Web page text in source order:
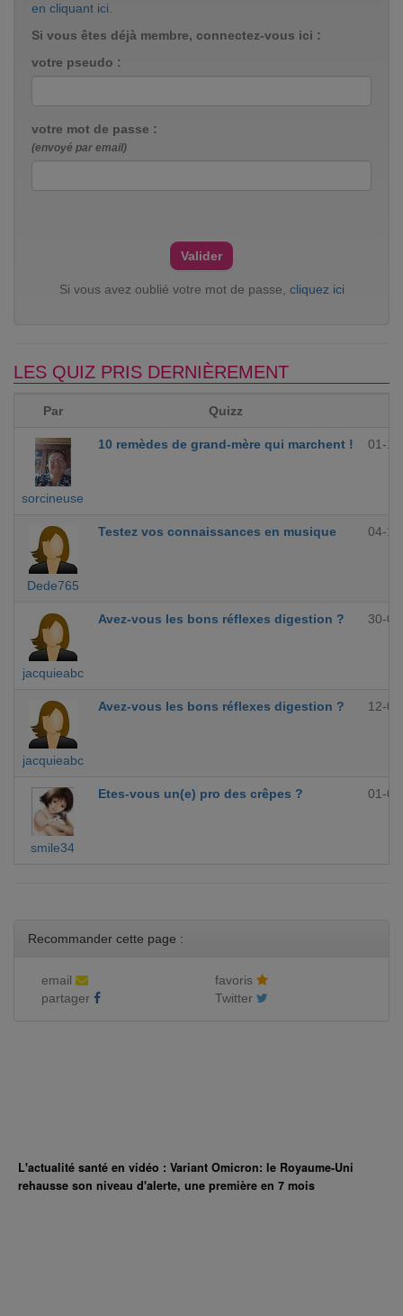
en cliquant ici
Si vous êtes déjà membre, connectez-vous ici :
votre pseudo :
votre mot de passe :
(envoyé par email)
Si vous avez oublié votre mot de passe, cliquez ici
LES QUIZ PRIS DERNIÈREMENT
Par Quizz
sorcineuse
10 remèdes de grand-mère qui marchent ! 01-
Dede765
Testez vos connaissances en musique 04-
jacquieabc
Avez-vous les bons réflexes digestion ? 30-
jacquieabc
Avez-vous les bons réflexes digestion ? 12-
smile34
Etes-vous un(e) pro des crêpes ? 01-
Recommander cette page :
email
favoris
partager
Twitter
L'actualité santé en vidéo : Variant Omicron: le Royaume-Uni
rehausse son niveau d'alerte, une première en 7 mois